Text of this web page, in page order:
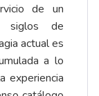
de un
siglos de
actual es
a lo
experiencia